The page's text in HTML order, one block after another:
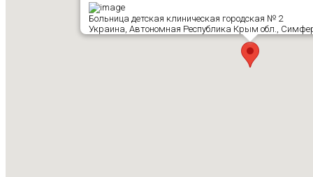
Больница детская клиническая городская № 2
Украина, Автономная Республика Крым обл.,